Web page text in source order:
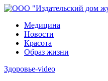
Медицина
Новости
Красота
Образ жизни
Здоровье-video